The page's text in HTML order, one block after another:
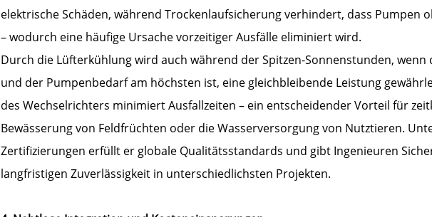
elektrische Schäden, während Trockenlaufsicherung verhindert, dass Pumpen
– wodurch eine häufige Ursache vorzeitiger Ausfälle eliminiert wird.
Durch die Lüfterkühlung wird auch während der Spitzen-Sonnenstunden,
und der Pumpenbedarf am höchsten ist, eine gleichbleibende Leistung
des Wechselrichters minimiert Ausfallzeiten – ein entscheidender Vorteil für
Bewässerung von Feldfrüchten oder die Wasserversorgung von Nutztieren.
Zertifizierungen erfüllt er globale Qualitätsstandards und gibt Ingenieuren
langfristigen Zuverlässigkeit in unterschiedlichsten Projekten.